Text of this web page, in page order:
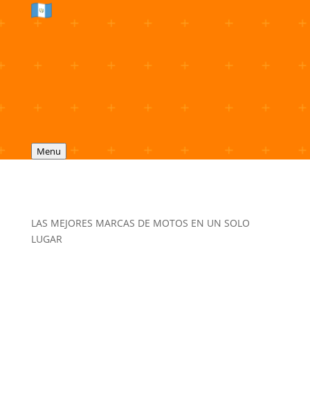
Menu
LAS MEJORES MARCAS DE MOTOS EN UN SOLO
LUGAR